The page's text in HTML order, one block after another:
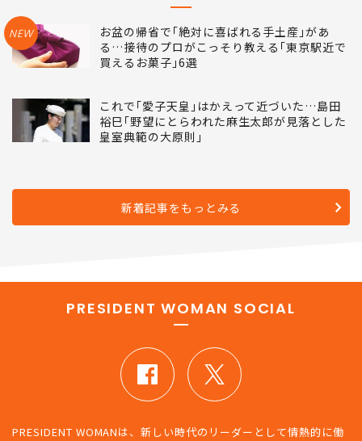
NEW
お盆の帰省で｢絶対に喜ばれる手土産｣があ
る…接待のプロがこっそり教える｢東京駅近で
買えるお菓子｣6選
これで｢愛子天皇｣はかえって近づいた…島田
裕巳｢野望にとらわれた麻生太郎が見落とした
皇室典範の大原則｣
新着記事をもっとみる
PRESIDENT WOMAN SOCIAL
PRESIDENT WOMANは、新しい時代のリーダーとして情熱的に働